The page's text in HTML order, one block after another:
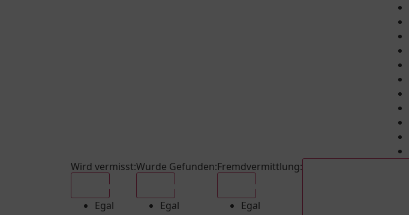
Wird vermisst:
Egal
Wurde Gefunden:
Egal
Fremdvermittlung:
Egal